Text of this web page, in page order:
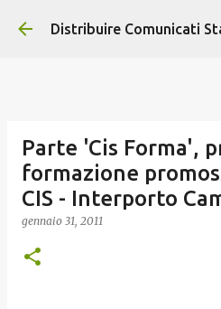
Passa ai
Distribuire Comunicati
Parte 'Cis Forma',
formazione
CIS - Interporto
gennaio 31, 2011